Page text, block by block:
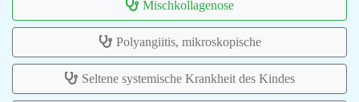
Mischkollagenose
Polyangiitis, mikroskopische
Seltene systemische Krankheit des Kindes